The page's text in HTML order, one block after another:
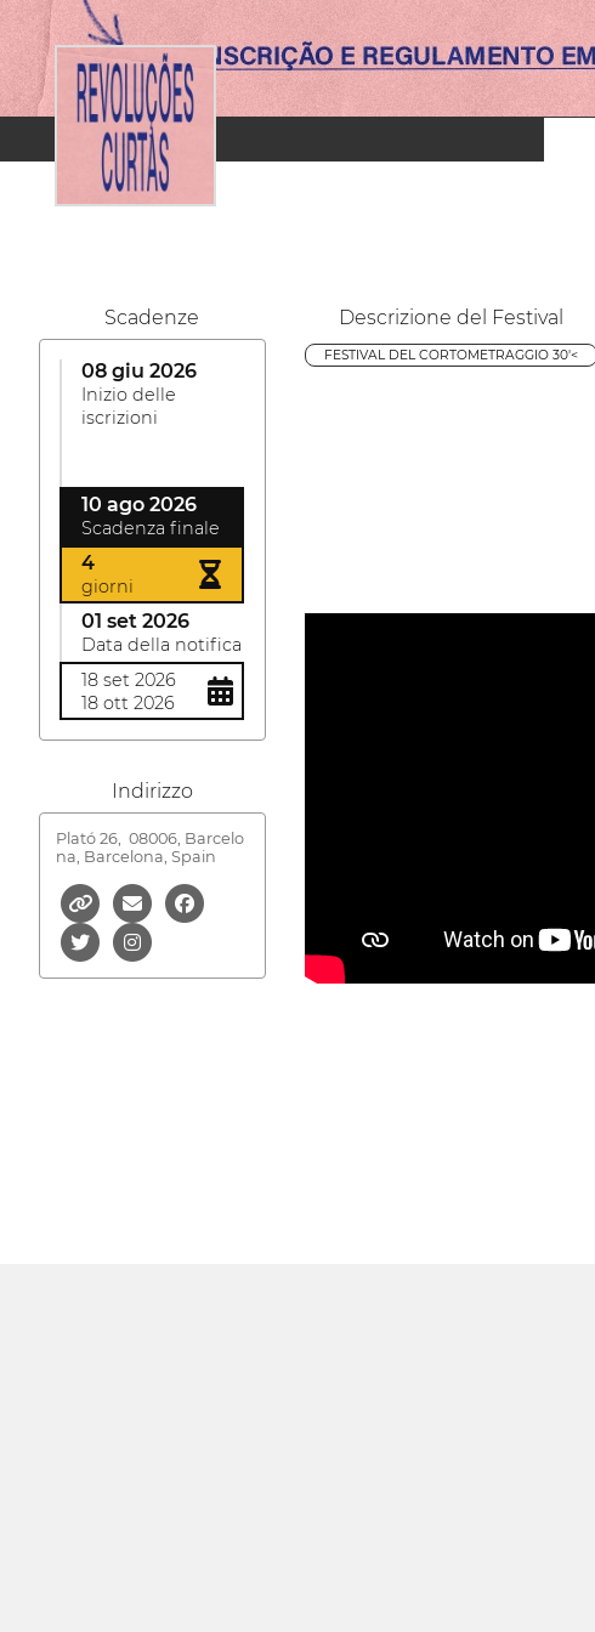
Scadenze
08 giu 2026
Inizio delle
iscrizioni
10 ago 2026
Scadenza finale
4
giorni
01 set 2026
Data della notifica
18 set 2026
18 ott 2026
Indirizzo
Plató 26, 08006, Barcelo
na, Barcelona, Spain
Descrizione del Festival
FESTIVAL DEL CORTOMETRAGGIO 30'<